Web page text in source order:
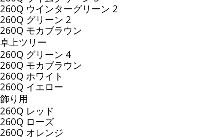
260Q ウインターグリーン 2
260Q グリーン 2
260Q モカブラウン
卓上ツリー
260Q グリーン 4
260Q モカブラウン
260Q ホワイト
260Q イエロー
飾り用
260Q レッド
260Q ローズ
260Q オレンジ